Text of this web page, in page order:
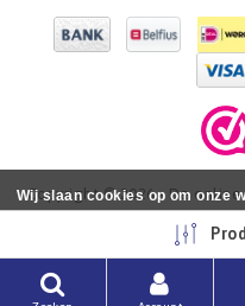
Copyright © 2026 - De
tot aflak. - All rights
Wij slaan cookies op om onze
Nee